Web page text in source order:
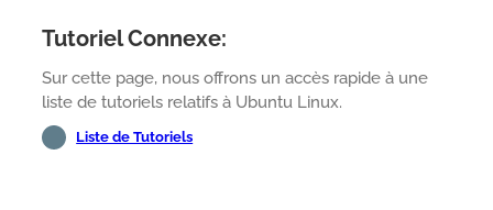
Tutoriel Connexe:
Sur cette page, nous offrons un accès rapide à une
liste de tutoriels relatifs à Ubuntu Linux.
Liste de Tutoriels